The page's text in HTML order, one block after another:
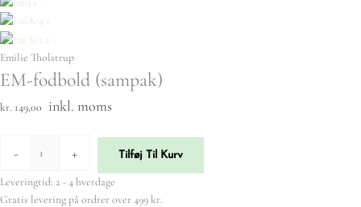
Emilie Tholstrup
EM-fodbold (sampak)
kr. 149,00 inkl. moms
- + Tilføj Til Kurv
Leveringtid: 2 - 4 hverdage
Gratis levering på ordrer over 499 kr.